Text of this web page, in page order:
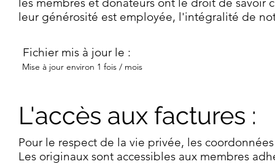
leur générosité est employée, l'intégralité de
Fichier mis à jour le :
Mise à jour environ 1 fois / mois
L'accès aux factures :
Pour le respect de la vie privée, les
Les originaux sont accessibles aux membres